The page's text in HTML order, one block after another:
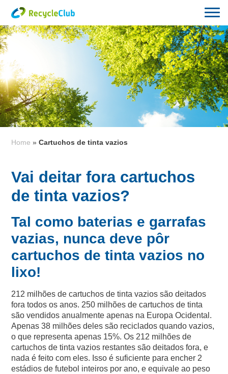
Home »Cartuchos de tinta vazios
Vai deitar fora cartuchos
de tinta vazios?
Tal como baterias e garrafas
vazias, nunca deve pôr
cartuchos de tinta vazios no
lixo!
212 milhões de cartuchos de tinta vazios são deitados
fora todos os anos. 250 milhões de cartuchos de tinta
são vendidos anualmente apenas na Europa Ocidental.
Apenas 38 milhões deles são reciclados quando vazios,
o que representa apenas 15%. Os 212 milhões de
cartuchos de tinta vazios restantes são deitados fora, e
nada é feito com eles. Isso é suficiente para encher 2
estádios de futebol inteiros por ano, e equivale ao peso